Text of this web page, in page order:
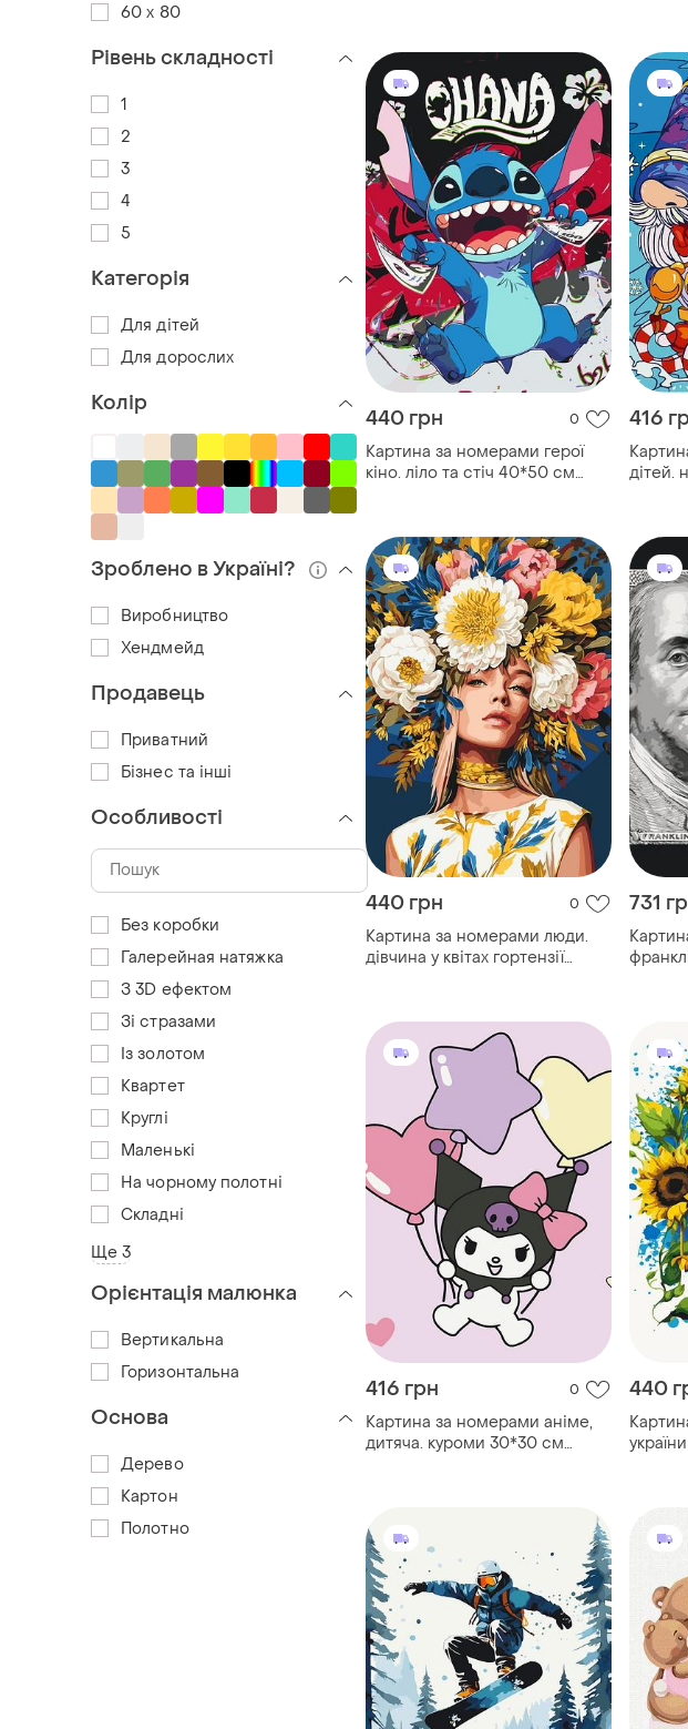
440 грн 0
Картина за номерами герої
кіно. ліло та стіч 40*50 см
416
дітей.
440 грн 0
Картина за номерами люди.
дівчина у квітах гортензії
731
416 грн 0
Картина за номерами аніме,
дитяча. куроми 30*30 см
440
60 x 80
Рівень складності
1
2
3
4
5
Категорія
Для дітей
Для дорослих
Колір
Зроблено в Україні?
Виробництво
Хендмейд
Продавець
Приватний
Бізнес та інші
Особливості
Без коробки
Галерейная натяжка
З 3D ефектом
Зі стразами
Із золотом
Квартет
Круглі
Маленькі
На чорному полотні
Складні
Ще 3
Орієнтація малюнка
Вертикальна
Горизонтальна
Основа
Дерево
Картон
Полотно